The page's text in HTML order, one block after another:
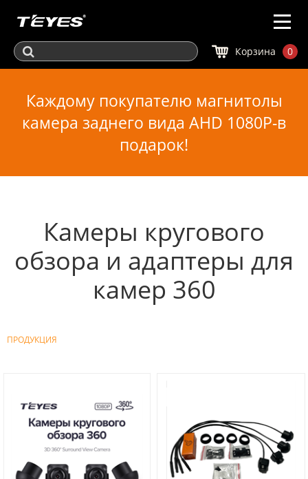
Корзина 0
Каждому покупателю магнитолы
камера заднего вида AHD 1080P-в
подарок!
Камеры кругового
обзора и адаптеры для
камер 360
ПРОДУКЦИЯ